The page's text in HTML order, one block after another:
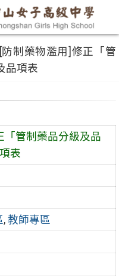
[防制藥物濫用]修正「管
品項表
「管制藥品分級及品
表
, 教師專區